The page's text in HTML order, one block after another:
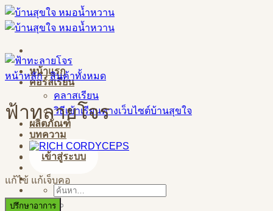
Skip
to
content
หน้าแรก
คอร์สเรียน
คลาสเรียน
วิธีเข้าเรียนทางเว็บไซต์บ้านสุขใจ
ผลิตภัณฑ์
บทความ
ติดต่อสอบถาม
เข้าสู่ระบบ
ค้นหา:
หน้าหลัก / สินค้าทั้งหมด
ฟ้าทลายโจร
แก้ไข้ แก้เจ็บคอ
ปรึกษาอาการ